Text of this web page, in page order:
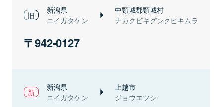
新潟県
ニイガタケン
中頸城郡頸城村
ナカクビキグンクビキムラ
942-0127
新潟県
ニイガタケン
上越市
ジョウエツシ